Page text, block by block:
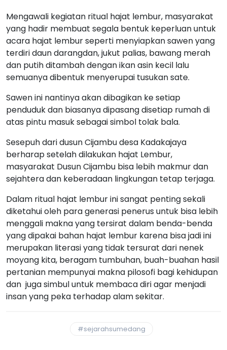
Mengawali kegiatan ritual hajat lembur, masyarakat
yang hadir membuat segala bentuk keperluan untuk
acara hajat lembur seperti menyiapkan sawen yang
terdiri daun darangdan, jukut palias, bawang merah
dan putih ditambah dengan ikan asin kecil lalu
semuanya dibentuk menyerupai tusukan sate.
Sawen ini nantinya akan dibagikan ke setiap
penduduk dan biasanya dipasang disetiap rumah di
atas pintu masuk sebagai simbol tolak bala.
Sesepuh dari dusun Cijambu desa Kadakajaya
berharap setelah dilakukan hajat Lembur,
masyarakat Dusun Cijambu bisa lebih makmur dan
sejahtera dan keberadaan lingkungan tetap terjaga.
Dalam ritual hajat lembur ini sangat penting sekali
diketahui oleh para generasi penerus untuk bisa lebih
menggali makna yang tersirat dalam benda-benda
yang dipakai bahan hajat lembur karena bisa jadi ini
merupakan literasi yang tidak tersurat dari nenek
moyang kita, beragam tumbuhan, buah-buahan hasil
pertanian mempunyai makna pilosofi bagi kehidupan
dan juga simbul untuk membaca diri agar menjadi
insan yang peka terhadap alam sekitar.
#sejarahsumedang